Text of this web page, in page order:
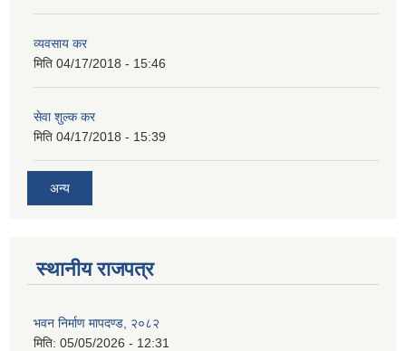
व्यवसाय कर
मिति 04/17/2018 - 15:46
सेवा शुल्क कर
मिति 04/17/2018 - 15:39
अन्य
स्थानीय राजपत्र
भवन निर्माण मापदण्ड, २०८२
मिति: 05/05/2026 - 12:31